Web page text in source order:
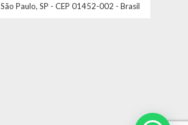
São Paulo, SP - CEP 01452-002 - Brasil